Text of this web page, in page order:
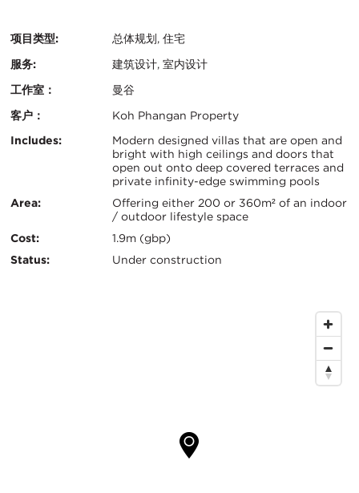
项目类型:
总体规划, 住宅
服务:
建筑设计, 室内设计
工作室：
曼谷
客户：
Koh Phangan Property
认
关
信
息
Includes:
Modern designed villas that are open and
bright with high ceilings and doors that
open out onto deep covered terraces and
private infinity-edge swimming pools
Area:
Offering either 200 or 360m² of an indoor
/ outdoor lifestyle space
Cost:
1.9m (gbp)
Status:
Under construction